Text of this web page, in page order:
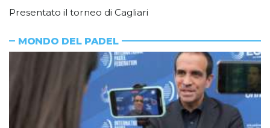
Presentato il torneo di Cagliari
MONDO DEL PADEL